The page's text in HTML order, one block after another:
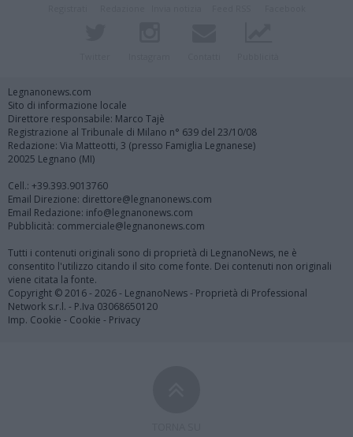
Legnanonews.com
Sito di informazione locale
Direttore responsabile: Marco Tajè
Registrazione al Tribunale di Milano n° 639 del 23/10/08
Redazione: Via Matteotti, 3 (presso Famiglia Legnanese)
20025 Legnano (MI)
Cell.: +39.393.9013760
Email Direzione: direttore@legnanonews.com
Email Redazione: info@legnanonews.com
Pubblicità: commerciale@legnanonews.com
Tutti i contenuti originali sono di proprietà di LegnanoNews, ne è
consentito l'utilizzo citando il sito come fonte. Dei contenuti non originali
viene citata la fonte.
Copyright © 2016 - 2026 - LegnanoNews - Proprietà di Professional
Network s.r.l. - P.Iva 03068650120
Imp. Cookie - Cookie - Privacy